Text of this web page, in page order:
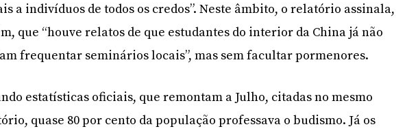
a indivíduos de todos os credos”. Neste âmbito, o relatório assinala,
que “houve relatos de que estudantes do interior da China já não
frequentar seminários locais”, mas sem facultar pormenores.
estatísticas oficiais, que remontam a Julho, citadas no mesmo
quase 80 por cento da população professava o budismo. Já os